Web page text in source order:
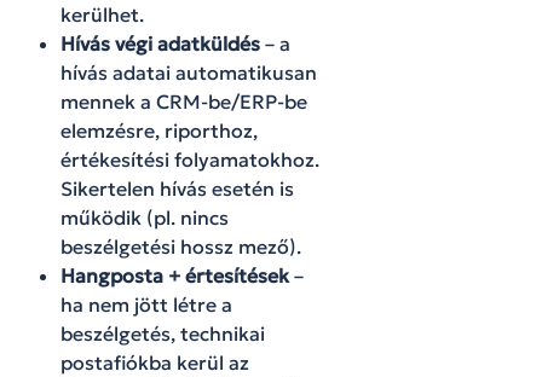
kerülhet.
Hívás végi adatküldés – a
hívás adatai automatikusan
mennek a CRM-be/ERP-be
elemzésre, riporthoz,
értékesítési folyamatokhoz.
Sikertelen hívás esetén is
működik (pl. nincs
beszélgetési hossz mező).
Hangposta + értesítések –
ha nem jött létre a
beszélgetés, technikai
postafiókba kerül az